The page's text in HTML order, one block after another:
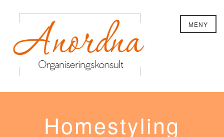
MENY
Homestyling